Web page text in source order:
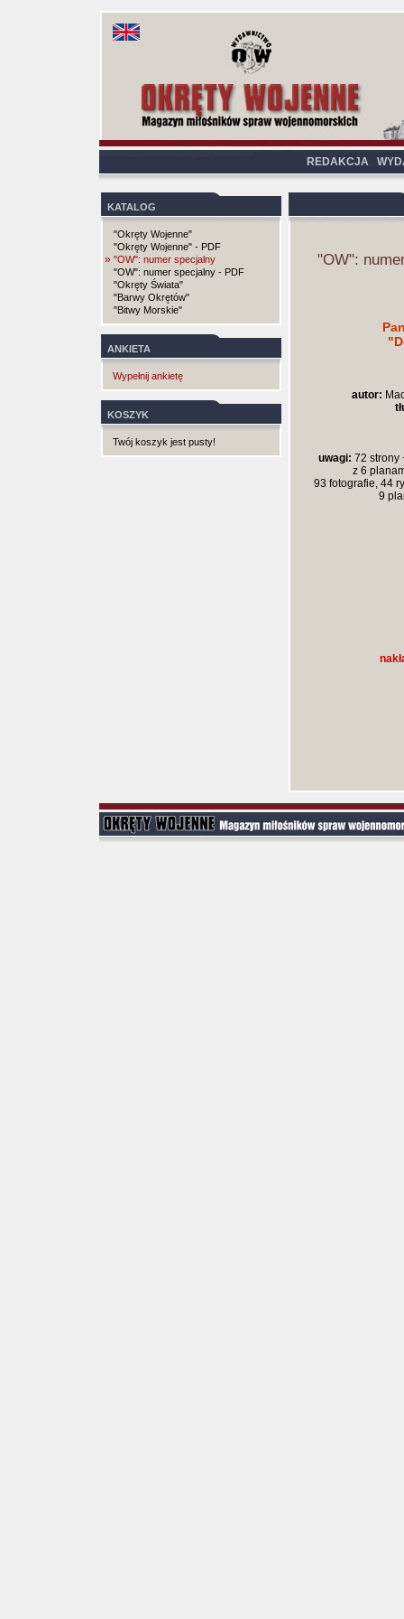
REDAKCJA
KATALOG
"Okręty Wojenne"
"Okręty Wojenne" - PDF
» "OW": numer specjalny
"OW": numer specjalny - PDF
"Okręty Świata"
"Barwy Okrętów"
"Bitwy Morskie"
ANKIETA
Wypełnij ankietę
KOSZYK
Twój koszyk jest pusty!
"OW":
autor:
uwagi: 72 strony
z 6
93 fotografie, 44
9